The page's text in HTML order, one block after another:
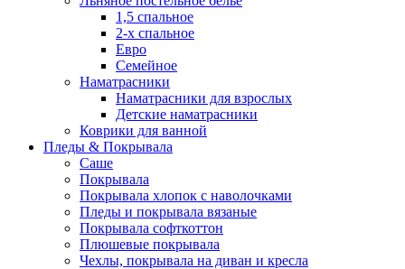
1,5 спальное
2-х спальное
Евро
Семейное
Наматрасники
Наматрасники для взрослых
Детские наматрасники
Коврики для ванной
Пледы & Покрывала
Саше
Покрывала
Покрывала хлопок с наволочками
Пледы и покрывала вязаные
Покрывала софткоттон
Плюшевые покрывала
Чехлы, покрывала на диван и кресла